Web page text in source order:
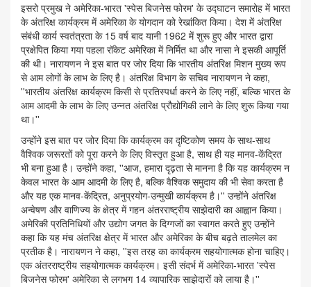
इसरो प्रमुख ने अमेरिका-भारत 'स्पेस बिजनेस फोरम' के उद्घाटन समारोह में भारत
के अंतरिक्ष कार्यक्रम में अमेरिका के योगदान को रेखांकित किया। देश में अंतरिक्ष
संबंधी कार्य स्वतंत्रता के 15 वर्ष बाद यानी 1962 में शुरू हुए और भारत द्वारा
प्रक्षेपित किया गया पहला रॉकेट अमेरिका में निर्मित था और नासा ने इसकी आपूर्ति
की थी। नारायणन ने इस बात पर जोर दिया कि भारतीय अंतरिक्ष मिशन मुख्य रूप
से आम लोगों के लाभ के लिए है। अंतरिक्ष विभाग के सचिव नारायणन ने कहा,
''भारतीय अंतरिक्ष कार्यक्रम किसी से प्रतिस्पर्धा करने के लिए नहीं, बल्कि भारत के
आम आदमी के लाभ के लिए उन्नत अंतरिक्ष प्रौद्योगिकी लाने के लिए शुरू किया गया
था।''
उन्होंने इस बात पर जोर दिया कि कार्यक्रम का दृष्टिकोण समय के साथ-साथ
वैश्विक जरूरतों को पूरा करने के लिए विस्तृत हुआ है, साथ ही यह मानव-केंद्रित
भी बना हुआ है। उन्होंने कहा, ''आज, हमारा दृढ़ता से मानना है कि यह कार्यक्रम न
केवल भारत के आम आदमी के लिए है, बल्कि वैश्विक समुदाय की भी सेवा करता है
और यह एक मानव-केंद्रित, अनुप्रयोग-उन्मुखी कार्यक्रम है।'' उन्होंने अंतरिक्ष
अन्वेषण और वाणिज्य के क्षेत्र में गहन अंतरराष्ट्रीय साझेदारी का आह्वान किया।
अमेरिकी प्रतिनिधियों और उद्योग जगत के दिग्गजों का स्वागत करते हुए उन्होंने
कहा कि यह मंच अंतरिक्ष क्षेत्र में भारत और अमेरिका के बीच बढ़ते तालमेल का
प्रतीक है। नारायणन ने कहा, ''इस तरह का कार्यक्रम सहयोगात्मक होना चाहिए।
एक अंतरराष्ट्रीय सहयोगात्मक कार्यक्रम। इसी संदर्भ में अमेरिका-भारत 'स्पेस
बिजनेस फोरम' अमेरिका से लगभग 14 व्यापारिक साझेदारों को लाया है।''